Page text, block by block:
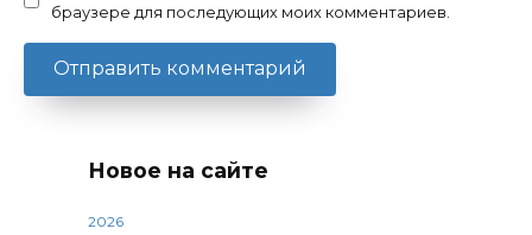
браузере для последующих моих комментариев.
Новое на сайте
2026